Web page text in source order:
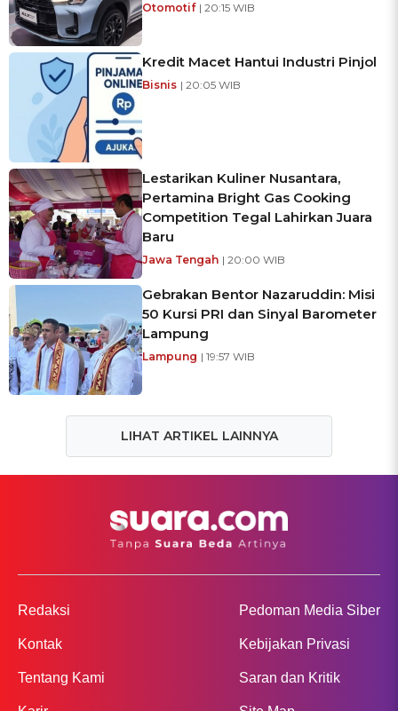
Otomotif | 20:15 WIB
Kredit Macet Hantui Industri Pinjol
Bisnis | 20:05 WIB
Lestarikan Kuliner Nusantara,
Pertamina Bright Gas Cooking
Competition Tegal Lahirkan Juara
Baru
Jawa Tengah | 20:00 WIB
Gebrakan Bentor Nazaruddin: Misi
50 Kursi PRI dan Sinyal Barometer
Lampung
Lampung | 19:57 WIB
LIHAT ARTIKEL LAINNYA
Redaksi
Kontak
Tentang Kami
Pedoman Media Siber
Kebijakan Privasi
Saran dan Kritik